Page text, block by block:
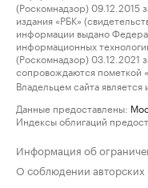
(Роскомнадзор)
издания «РБК»
информации выдано
информационных
(Роскомнадзор)
сопровождаются пометкой
Владельцем сайта
Данные предоставлены:
Индексы облигаций
Информация об
О соблюдении авторских